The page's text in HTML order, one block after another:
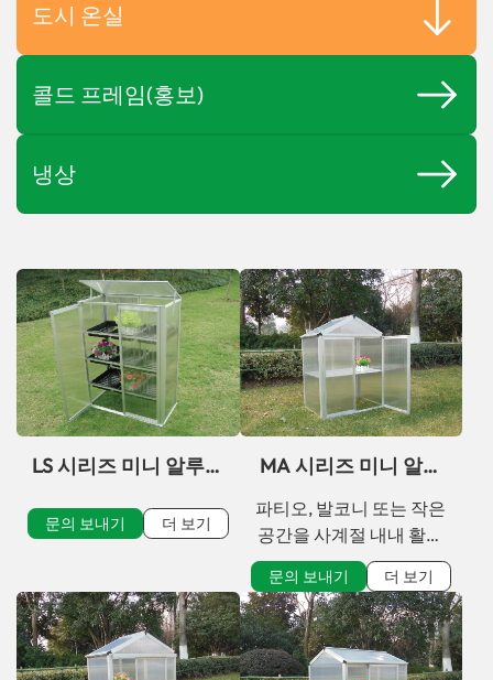
도시 온실
콜드 프레임(홍보)
냉상
LS 시리즈 미니 알루미
용)
문의 보내기 더 보기
MA 시리즈 미니 알루
미늄 온실 (파티오용)
파티오, 발코니 또는 작은
공간을 사계절 내내 활기
넘치는 정원으로 바꿔보
세요. 미니 알루미늄 온실
은 컴팩트하고 우아한 디
자인과 전문가급 식물 보
호 기능을 결합했습니다.
문의 보내기 더 보기